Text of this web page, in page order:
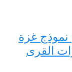
غزة
القرى